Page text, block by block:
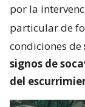
por la
particular de
condiciones de
signos de
del